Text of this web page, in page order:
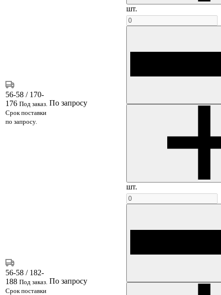
шт.
56-58 / 170-
176 Под заказ.
Срок поставки
по запросу.
По запросу
шт.
56-58 / 182-
188 Под заказ.
Срок поставки
По запросу